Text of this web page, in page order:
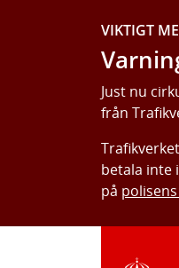
VIKTIGT
Just nu
från
betala inte
på